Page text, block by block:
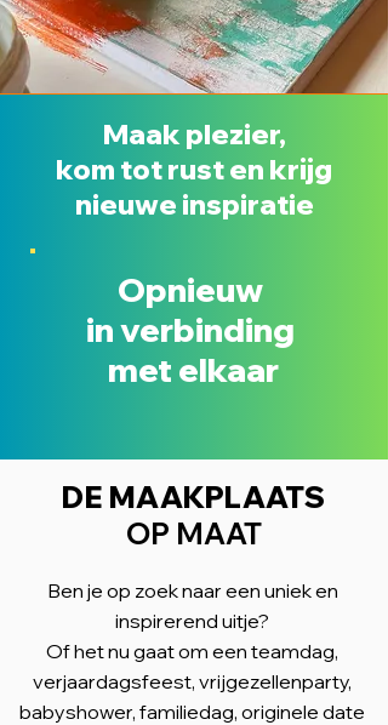
Maak plezier,
kom tot rust en krijg
nieuwe inspiratie
Opnieuw
in verbinding
met elkaar
DE MAAKPLAATS
OP MAAT
Ben je op zoek naar een uniek en
inspirerend uitje?
Of het nu gaat om een teamdag,
verjaardagsfeest, vrijgezellenparty,
babyshower, familiedag, originele date